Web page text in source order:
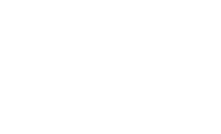
ZICH MET RUIME ZEGE OP